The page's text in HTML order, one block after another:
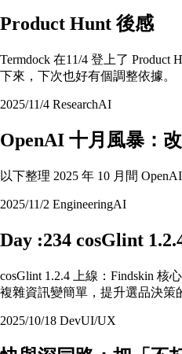
Product Hunt 後感
Termdock 在11/4 登上了
下來，下次也好有個調整依據。
2025/11/4 ResearchAI
OpenAI 十月風暴：
以下整理 2025 年 10 月間
2025/11/2 EngineeringAI
Day :234 cosGlint
cosGlint 1.2.4 上線：Findskin
複雜資訊變簡單，提升選品決策
2025/10/18 DevUI/UX